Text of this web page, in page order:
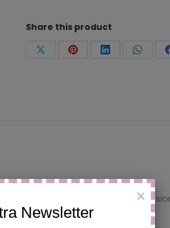
Share this product
CondividiCondividiCondividi
possono lasciare una
Newsletter
X